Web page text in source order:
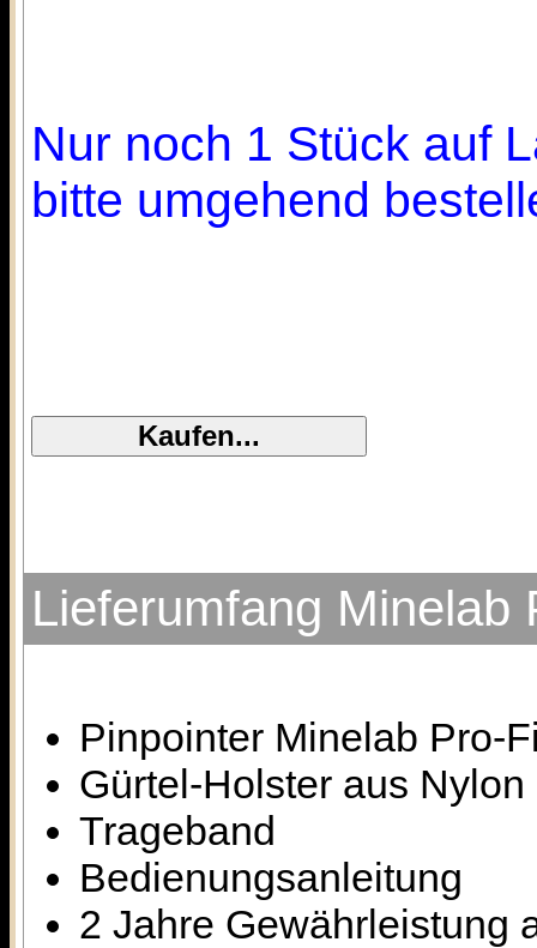
Nur noch 1 Stück auf
bitte umgehend
Lieferumfang Minelab
Pinpointer Minelab Pro-
Gürtel-Holster aus Nylon
Trageband
Bedienungsanleitung
2 Jahre Gewährleistung